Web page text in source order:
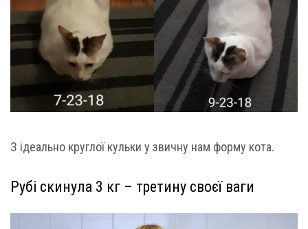
З ідеально круглої кульки у звичну нам форму кота.
Рубі скинула 3 кг – третину своєї ваги